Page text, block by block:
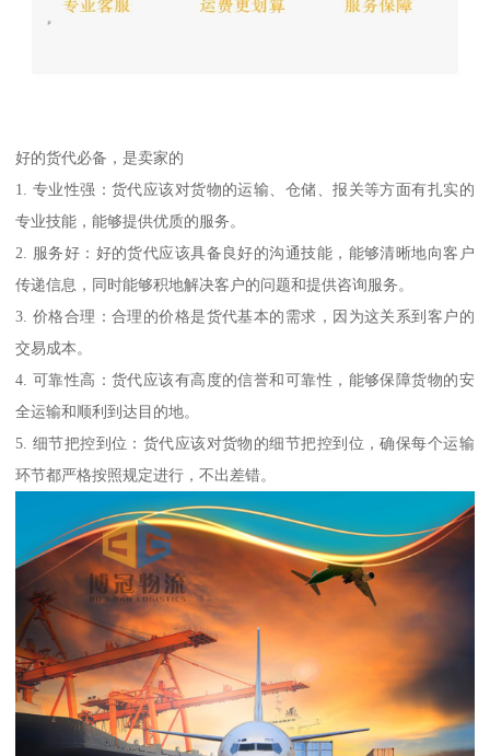
好的货代必备，是卖家的
1. 专业性强：货代应该对货物的运输、仓储、报关等方面有扎实的
专业技能，能够提供优质的服务。
2. 服务好：好的货代应该具备良好的沟通技能，能够清晰地向客户
传递信息，同时能够积地解决客户的问题和提供咨询服务。
3. 价格合理：合理的价格是货代基本的需求，因为这关系到客户的
交易成本。
4. 可靠性高：货代应该有高度的信誉和可靠性，能够保障货物的安
全运输和顺利到达目的地。
5. 细节把控到位：货代应该对货物的细节把控到位，确保每个运输
环节都严格按照规定进行，不出差错。